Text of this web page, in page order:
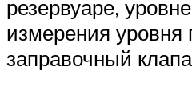
резервуаре,
измерения уровня
заправочный